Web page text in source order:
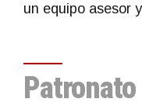
un equipo asesor
Patronato